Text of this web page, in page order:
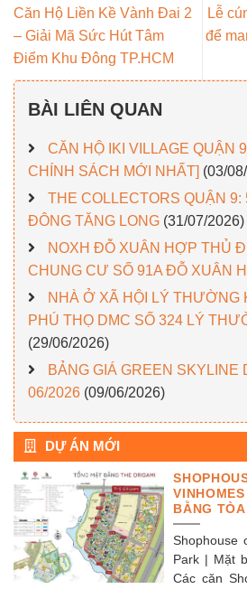
Căn Hộ Liền Kề Vành Đai 2
– Giải Mã Sức Hút Tâm
Điểm Khu Đông TP.HCM
Lễ
để
BÀI LIÊN QUAN
CĂN HỘ IKI VILLAGE QUẬN
CHÍNH SÁCH MỚI NHẤT] (03/
THE COLLECTORS QUẬN
ĐÔNG TĂNG LONG (31/07/2026)
NOXH ĐỖ XUÂN HỢP THỦ
CHUNG CƯ SỐ 91A ĐỖ XUÂN
NHÀ Ở XÃ HỘI LÝ THƯỜNG
PHÚ THỌ DMC SỐ 324 LÝ
(29/06/2026)
BẢNG GIÁ GREEN SKYLINE
06/2026 (09/06/2026)
DỰ ÁN MỚI
BẰNG
Shophouse
Park | Mặt
Các căn